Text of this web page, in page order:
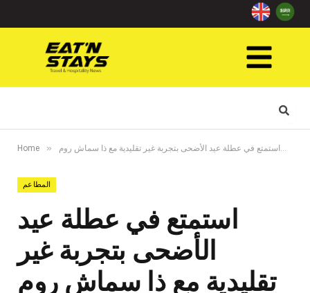
Home » استمتع في عطلة عيد الأضحى بتجربة غير تقليدية مع ذا سماش روم
المطاعم
استمتع في عطلة عيد
الأضحى بتجربة غير
تقليدية مع ذا سماش روم